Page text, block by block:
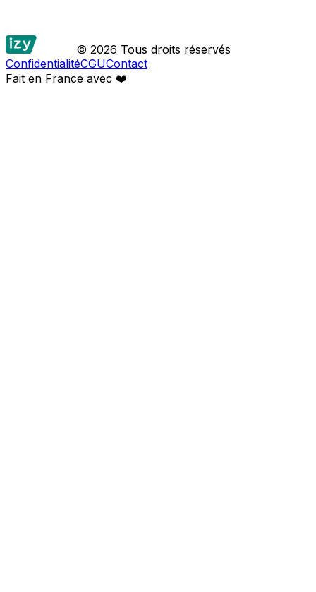
© 2026 Tous droits réservés
ConfidentialitéCGUContact
Fait en France avec ❤️